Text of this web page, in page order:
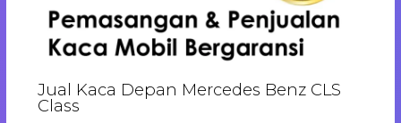
Jual Kaca Depan Mercedes Benz CLS
Class